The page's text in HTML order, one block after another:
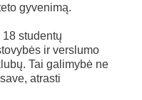
gyvenimą.
studentų
ir verslumo
Tai galimybė ne
atrasti